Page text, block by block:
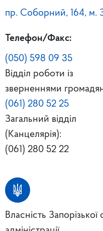
пр. Соборний, 164, м.
Телефон/Факс:
(050) 598 09 35
Відділ роботи із
зверненнями
(061) 280 52 25
Загальний відділ
(Канцелярія):
(061) 280 52 22
Власність